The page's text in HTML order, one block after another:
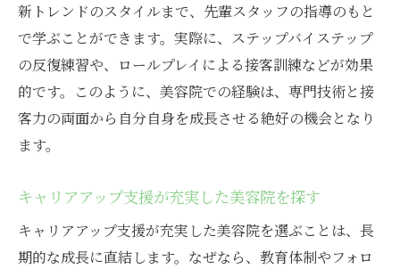
美容院で長期キャリアを築くための求人選
び
新トレンドのスタイルまで、先輩スタッフの指導のもと
で学ぶことができます。実際に、ステップバイステップ
の反復練習や、ロールプレイによる接客訓練などが効果
的です。このように、美容院での経験は、専門技術と接
客力の両面から自分自身を成長させる絶好の機会となり
ます。
キャリアアップ支援が充実した美容院を探す
キャリアアップ支援が充実した美容院を選ぶことは、長
期的な成長に直結します。なぜなら、教育体制やフォロ